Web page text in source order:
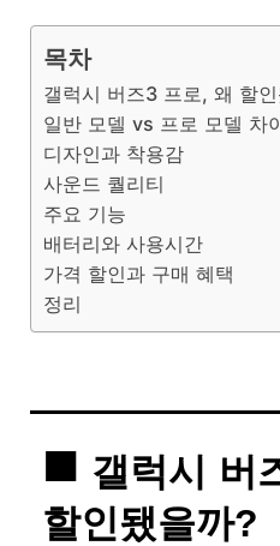
목차
갤럭시 버즈3 프로, 왜 할
일반 모델 vs 프로 모델 차
디자인과 착용감
사운드 퀄리티
주요 기능
배터리와 사용시간
가격 할인과 구매 혜택
정리
갤럭시 버
할인됐을까?